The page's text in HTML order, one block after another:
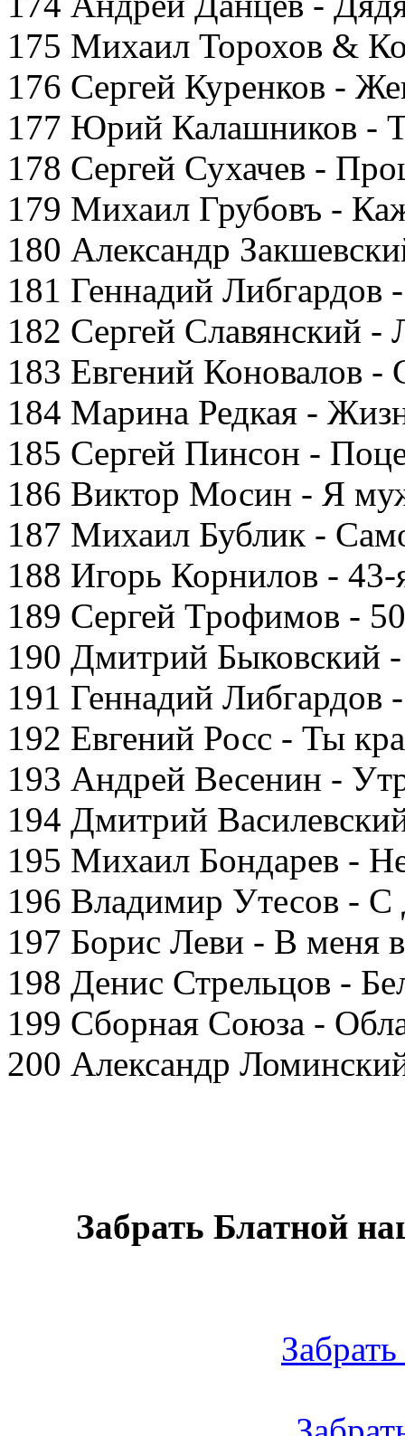
175 Михаил Торохов &
176 Сергей Куренков -
177 Юрий Калашников -
178 Сергей Сухачев -
179 Михаил Грубовъ -
180 Александр
181 Геннадий Либгардов -
182 Сергей Славянский
183 Евгений Коновалов -
184 Марина Редкая -
185 Сергей Пинсон -
186 Виктор Мосин - Я
187 Михаил Бублик -
188 Игорь Корнилов - 43-
189 Сергей Трофимов -
190 Дмитрий Быковский
191 Геннадий Либгардов
192 Евгений Росс - Ты
193 Андрей Весенин -
194 Дмитрий
195 Михаил Бондарев -
196 Владимир Утесов -
197 Борис Леви - В меня
198 Денис Стрельцов -
199 Сборная Союза -
200 Александр
Забрать Блатной